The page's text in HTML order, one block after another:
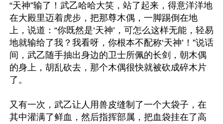
“天神”输了！武乙哈哈大笑，站了起来，得意洋洋地
在大殿里迈着虎步，把那尊木偶，一脚踢倒在地
上，说道：“你既然是‘天神’，可怎么这样无能，轻易
地就输给了我？我看呀，你根本不配称‘天神’！”说话
间，武乙随手抽出身边的卫士所佩的长剑，朝木偶
的身上，胡乱砍去，那个木偶很快就被砍成碎木片
了。
又有一次，武乙让人用兽皮缝制了一个大袋子，在
其中灌满了鲜血，然后指挥部属，把血袋挂在了高